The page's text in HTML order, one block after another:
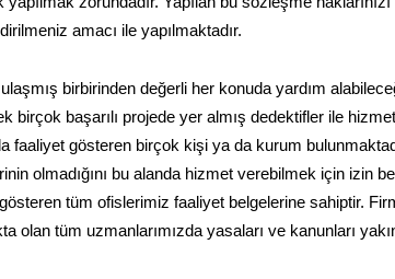
amacı ile yapılmaktadır.
birbirinden değerli her konuda yardım
birçok başarılı projede yer almış dedektifler ile
faaliyet gösteren birçok kişi ya da kurum
olmadığını bu alanda hizmet verebilmek için izin
tüm ofislerimiz faaliyet belgelerine sahiptir.
olan tüm uzmanlarımızda yasaları ve kanunları